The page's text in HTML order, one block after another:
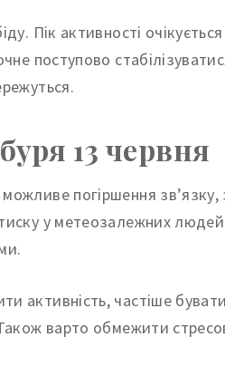
Пік активності
поступово
13 червня
погіршення зв’язку,
у метеозалежних
активність, частіше
варто обмежити